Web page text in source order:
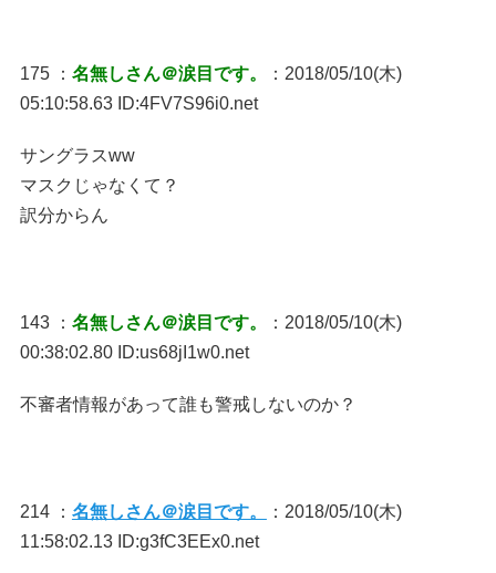
175 ： 名無しさん＠涙目です。
：2018/05/10(木)
05:10:58.63 ID:4FV7S96i0.net
サングラスww
マスクじゃなくて？
訳分からん
143 ： 名無しさん＠涙目です。
：2018/05/10(木)
00:38:02.80 ID:us68jI1w0.net
不審者情報があって誰も警戒しないのか？
214 ： 名無しさん＠涙目です。
：2018/05/10(木)
11:58:02.13 ID:g3fC3EEx0.net